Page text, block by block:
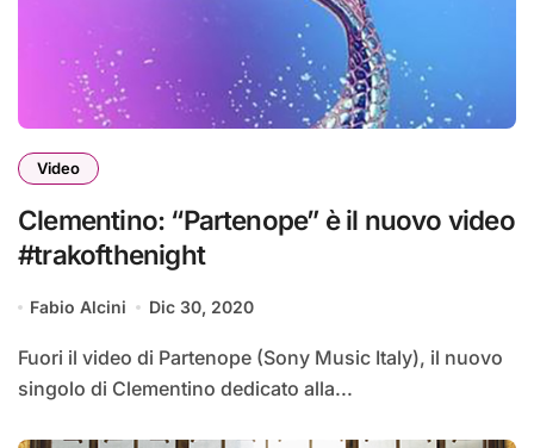
Video
Clementino: “Partenope” è il nuovo video
#trakofthenight
Fabio Alcini Dic 30, 2020
Fuori il video di Partenope (Sony Music Italy), il nuovo
singolo di Clementino dedicato alla...